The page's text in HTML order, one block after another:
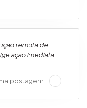
remota de
ação imediata
postagem